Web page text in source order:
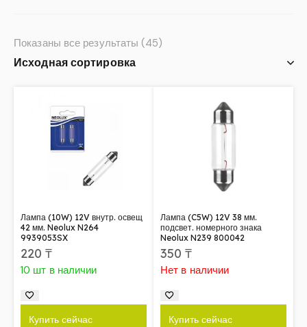
Показаны все результаты (45)
Лампа (10W) 12V внутр. освещ
42 мм. Neolux N264
9939053SX
220₸
10 шт в наличии
Купить сейчас
Лампа (C5W) 12V 38 мм.
подсвет. номерного знака
Neolux N239 800042
350₸
Нет в наличии
Купить сейчас